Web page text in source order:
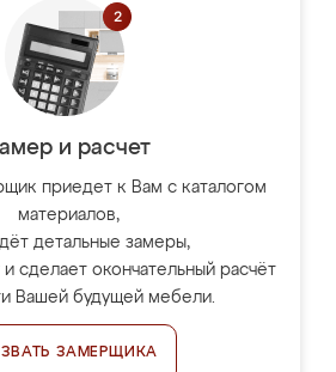
и расчет
приедет к Вам с каталогом
материалов,
детальные замеры,
сделает окончательный расчёт
Вашей будущей мебели.
ЗАМЕРЩИКА